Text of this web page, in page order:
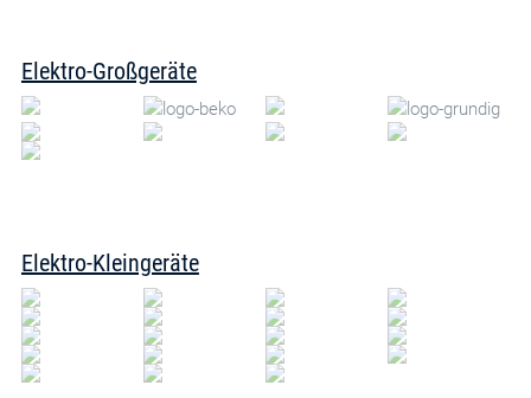
Elektro-Großgeräte
Elektro-Kleingeräte